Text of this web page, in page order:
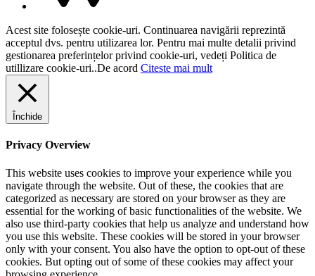
Acest site folosește cookie-uri. Continuarea navigării reprezintă
acceptul dvs. pentru utilizarea lor. Pentru mai multe detalii privind
gestionarea preferințelor privind cookie-uri, vedeți Politica de
utillizare cookie-uri..De acord Citeste mai mult
Închide
Privacy Overview
This website uses cookies to improve your experience while you
navigate through the website. Out of these, the cookies that are
categorized as necessary are stored on your browser as they are
essential for the working of basic functionalities of the website. We
also use third-party cookies that help us analyze and understand how
you use this website. These cookies will be stored in your browser
only with your consent. You also have the option to opt-out of these
cookies. But opting out of some of these cookies may affect your